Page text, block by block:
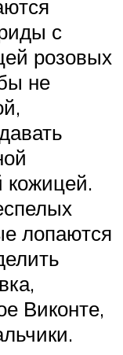
с
розовых
не
кожицей.
лопаются
Виконте,